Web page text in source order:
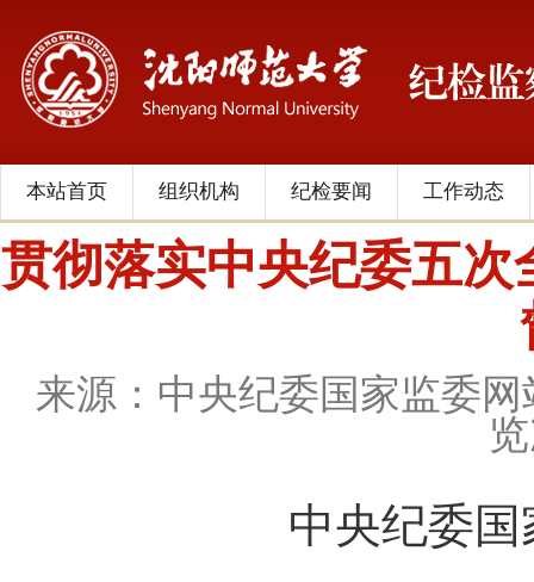
本站首页 组织机构 纪检要闻 工作动态
贯彻落实中央纪委五
来源：中央纪委国家监委网
中央纪委